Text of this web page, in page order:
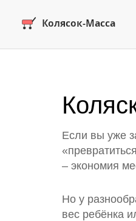
Если вы уже
– экономия
Но у
вес ребёнка